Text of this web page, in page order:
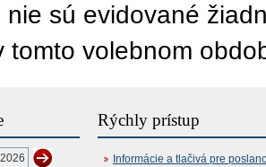
nie sú evidované
tomto volebnom
Rýchly prístup
Informácie a tlačivá pre